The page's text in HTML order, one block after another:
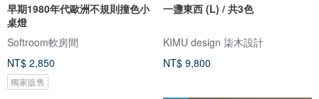
早期1980年代歐洲不規則撞色小
桌燈
Softroom軟房間
NT$ 2,850
獨家販售
一盞東西 (L) / 共3色
KIMU design 柒木設計
NT$ 9,800